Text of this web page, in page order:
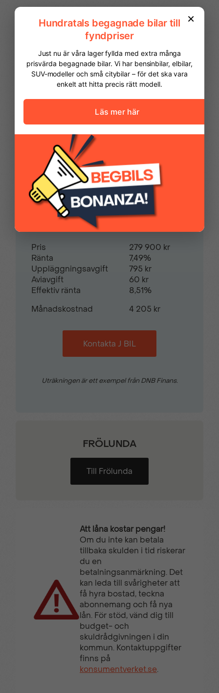
FINANSIERING
din bil. Här kan du räkna ut din
månadskostnad och även göra en
ansökan online.
Kontantinsats 69 975,00 kr
Avbetalningstid60månader
Restvärde
Pris
279 900 kr
Ränta
7,49%
Uppläggningsavgift
795 kr
Aviavgift
60 kr
Effektiv ränta
8,51%
Månadskostnad
4 205 kr
Kontakta J BIL
Uträkningen är ett exempel från DNB Finans.
FRÖLUNDA
Till Frölunda
Att låna kostar pengar!
Om du inte kan betala
tillbaka skulden i tid riskerar
du en
betalningsanmärkning. Det
kan leda till svårigheter att
få hyra bostad, teckna
abonnemang och få nya
lån. För stöd, vänd dig till
budget- och
skuldrådgivningen i din
kommun. Kontaktuppgifter
finns på
konsumentverket.se.